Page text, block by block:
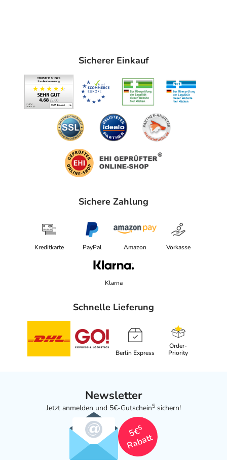
Sicherer Einkauf
Sichere Zahlung
Kreditkarte PayPal Amazon Vorkasse
Klarna
Schnelle Lieferung
Berlin Express
Order-
Priority
Newsletter
Jetzt anmelden und 5€-Gutschein5 sichern!
5€
5
Rabatt